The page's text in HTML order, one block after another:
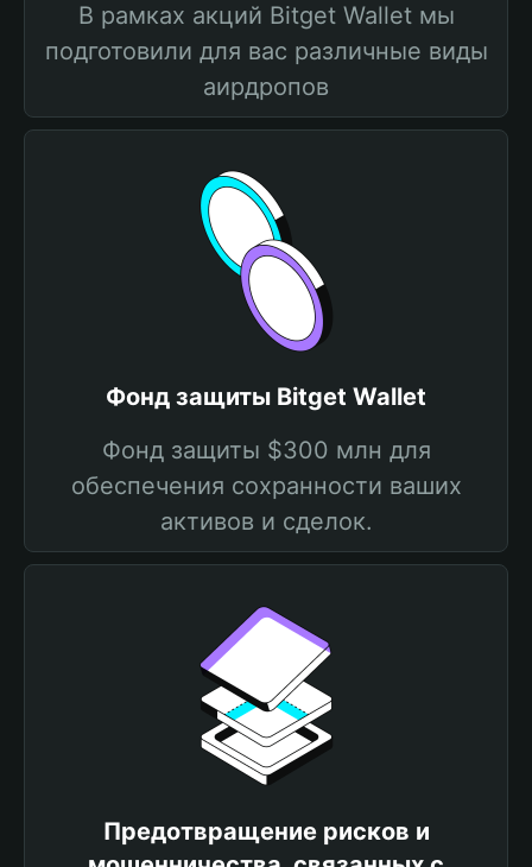
В рамках акций Bitget Wallet мы
подготовили для вас различные виды
аирдропов
Фонд защиты Bitget Wallet
Фонд защиты $300 млн для
обеспечения сохранности ваших
активов и сделок.
Предотвращение рисков и